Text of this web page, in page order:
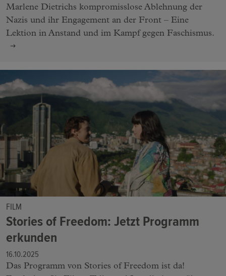
Marlene Dietrichs kompromisslose Ablehnung der
Nazis und ihr Engagement an der Front – Eine
Lektion in Anstand und im Kampf gegen Faschismus.
FILM
Stories of Freedom: Jetzt Programm
erkunden
16.10.2025
Das Programm von Stories of Freedom ist da!